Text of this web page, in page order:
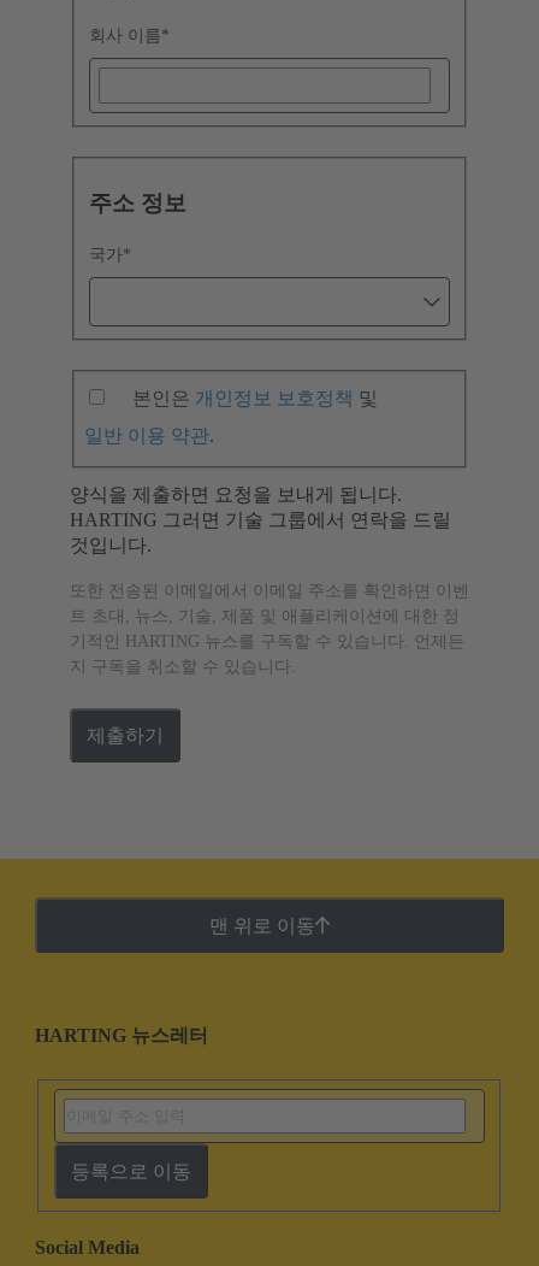
회사 이름*
주소 정보
국가*
본인은 개인정보 보호정책 및
일반 이용 약관.
양식을 제출하면 요청을 보내게 됩니다.
HARTING 그러면 기술 그룹에서 연락을 드릴
것입니다.
또한 전송된 이메일에서 이메일 주소를 확인하면 이벤
트 초대, 뉴스, 기술, 제품 및 애플리케이션에 대한 정
기적인 HARTING 뉴스를 구독할 수 있습니다. 언제든
지 구독을 취소할 수 있습니다.
제출하기
맨 위로 이동
HARTING 뉴스레터
등록으로 이동
Social Media